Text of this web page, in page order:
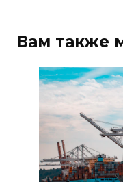
Вам также